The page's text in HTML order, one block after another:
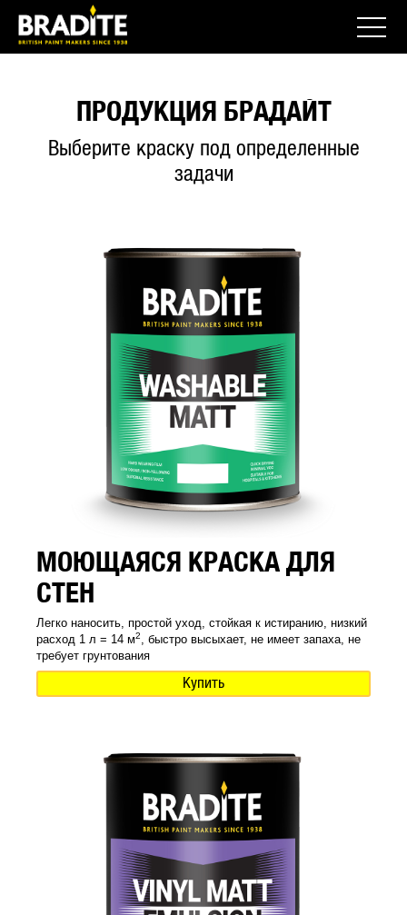
ПРОДУКЦИЯ БРАДАЙТ
Выберите краску под определенные
задачи
МОЮЩАЯСЯ КРАСКА ДЛЯ
СТЕН
Легко наносить, простой уход, стойкая к истиранию, низкий
расход 1 л = 14 м2
, быстро высыхает, не имеет запаха, не
требует грунтования
Купить